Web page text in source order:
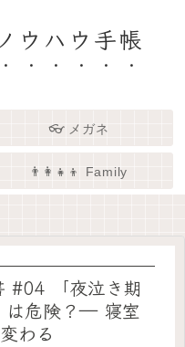
ウハウ手帳
👓 メガネ
👨‍👩‍👧‍👦 Family
メガネの奥にある「わたし
Family – 暮らしを育て
#04 「夜泣き期
は危険？― 寝室
わる